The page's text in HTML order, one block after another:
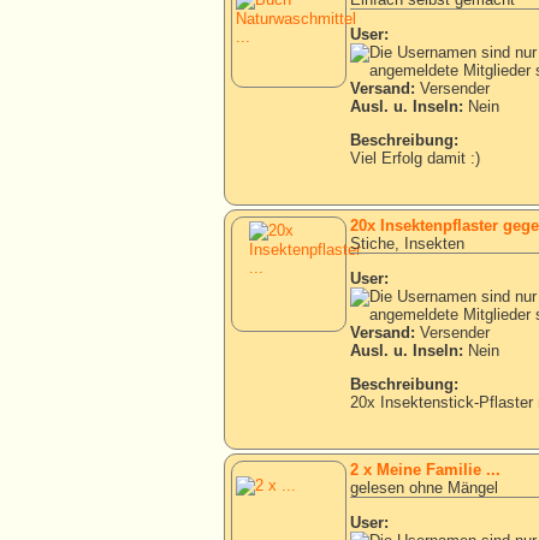
User:
Versand: Versender
Ausl. u. Inseln: Nein
Beschreibung:
Viel Erfolg damit :)
20x Insektenpflaster
Stiche, Insekten
User:
Versand: Versender
Ausl. u. Inseln: Nein
Beschreibung:
20x Insektenstick-Pflaster
2 x Meine Familie ...
gelesen ohne Mängel
User: